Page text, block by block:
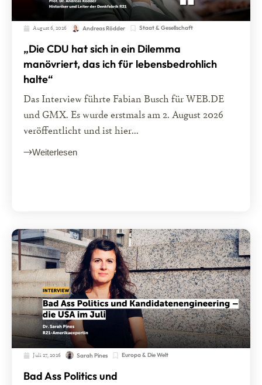
August 6, 2026 Andreas Rödder Staat & Gesellschaft
„Die CDU hat sich in ein Dilemma
manövriert, das ich für lebensbedrohlich
halte“
Das Interview führte Fabian Busch für WEB.DE
und GMX. Es wurde erstmals am 2. August 2026
veröffentlicht und ist hier...
Weiterlesen
Juli 27, 2026 Sarah Pines Europa & Die Welt
Bad Ass Politics und